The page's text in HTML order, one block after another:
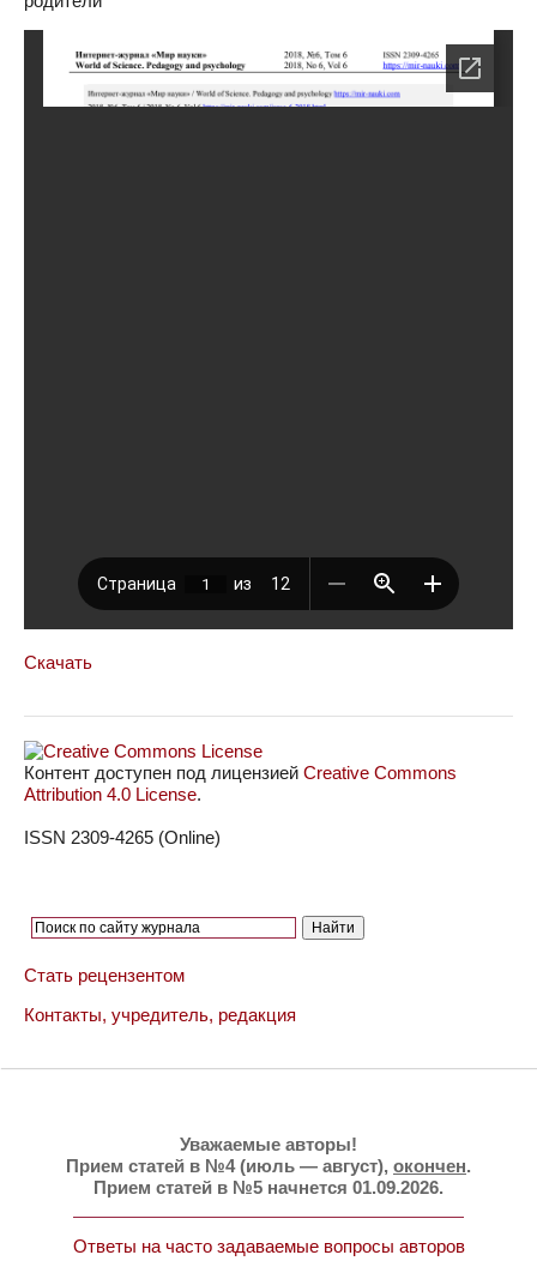
Скачать
Контент доступен под лицензией Creative Commons
Attribution 4.0 License.
ISSN 2309-4265 (Online)
Стать рецензентом
Контакты, учредитель, редакция
Уважаемые авторы!
Прием статей в №4 (июль — август), окончен.
Прием статей в №5 начнется 01.09.2026.
Ответы на часто задаваемые вопросы авторов